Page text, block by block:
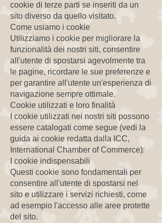
cookie di terze parti se inseriti da un
sito diverso da quello visitato.
Come usiamo i cookie
Utilizziamo i cookie per migliorare la
funzionalità dei nostri siti, consentire
all'utente di spostarsi agevolmente tra
le pagine, ricordare le sue preferenze e
per garantire all'utente un'esperienza di
navigazione sempre ottimale.
Cookie utilizzati e loro finalità
I cookie utilizzati nei nostri siti possono
essere catalogati come segue (vedi la
guida ai cookie redatta dalla ICC,
International Chamber of Commerce):
I cookie indispensabili
Questi cookie sono fondamentali per
consentire all'utente di spostarsi nel
sito e utilizzare i servizi richiesti, come
ad esempio l'accesso alle aree protette
del sito.